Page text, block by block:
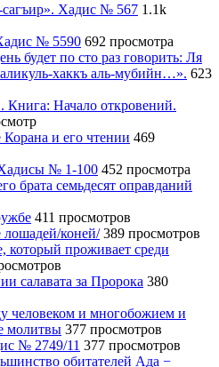
Хадис № 567 1.1k
№ 5590 692 просмотра
будет по сто раз говорить: Ля
хаккъ аль-мубийн…». 623
Книга: Начало откровений.
и его чтении 469
№ 1-100 452 просмотра
брата семьдесят оправданий
411 просмотров
лошадей/коней/ 389 просмотров
который проживает среди
салавата за Пророка 380
человеком и многобожием и
молитвы 377 просмотров
№ 2749/11 377 просмотров
обитателей Ада −